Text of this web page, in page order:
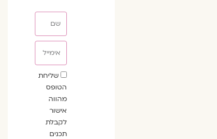
שדה
הסכמה
שליחת
הטופס
מהווה
אישור
לקבלת
תכנים